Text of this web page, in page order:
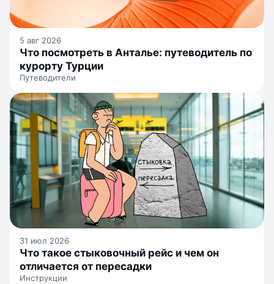
5 авг 2026
Что посмотреть в Анталье: путеводитель по
курорту Турции
Путеводители
31 июл 2026
Что такое стыковочный рейс и чем он
отличается от пересадки
Инструкции